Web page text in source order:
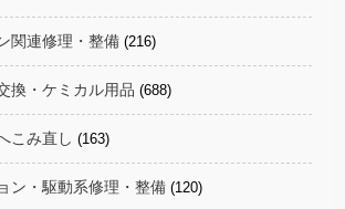
関連修理・整備 (216)
換・ケミカル用品 (688)
こみ直し (163)
ン・駆動系修理・整備 (120)